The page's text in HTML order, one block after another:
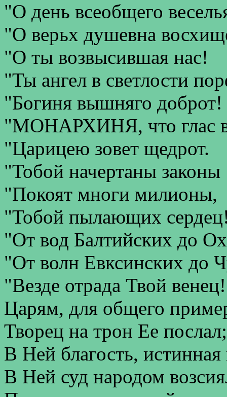
"О день всеобщего
"О верьх душевна
"О ты возвысившая нас!
"Ты ангел в светлости
"Богиня вышняго доброт!
"МОНАРХИНЯ, что глас
"Царицею зовет щедрот.
"Тобой начертаны законы
"Покоят многи милионы,
"Тобой пылающих
"От вод Балтийских до
"От волн Евксинских до
"Везде отрада Твой венец!
Царям, для общего
Творец на трон Ее послал;
В Ней благость, истинная
В Ней суд народом